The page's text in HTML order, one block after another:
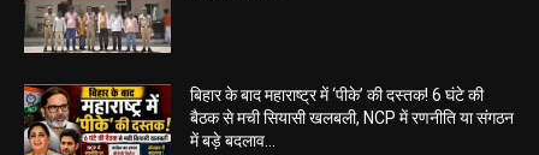
बिहार के बाद महाराष्ट्र में ‘पीके’ की दस्तक! 6 घंटे की
बैठक से मची सियासी खलबली, NCP में रणनीति या संगठन
में बड़े बदलाव...